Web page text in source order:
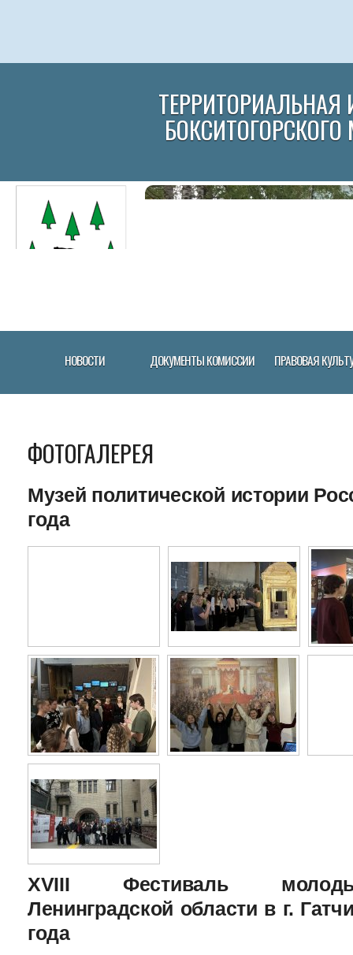
НОВОСТИ ДОКУМЕНТЫ КОМИССИИ ПРАВОВАЯ
ФОТОГАЛЕРЕЯ
Музей политической истории
года
XVIII Фестиваль
Ленинградской области в г.
года